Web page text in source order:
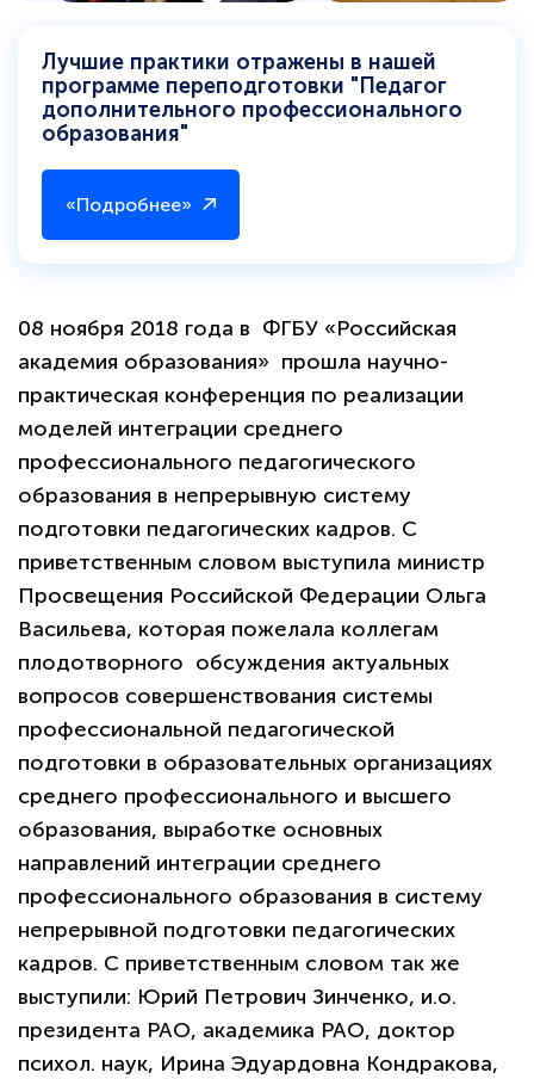
Лучшие практики отражены в нашей
программе переподготовки "Педагог
дополнительного профессионального
образования"
«Подробнее»
08 ноября 2018 года в ФГБУ «Российская
академия образования» прошла научно-
практическая конференция по реализации
моделей интеграции среднего
профессионального педагогического
образования в непрерывную систему
подготовки педагогических кадров. С
приветственным словом выступила министр
Просвещения Российской Федерации Ольга
Васильева, которая пожелала коллегам
плодотворного обсуждения актуальных
вопросов совершенствования системы
профессиональной педагогической
подготовки в образовательных организациях
среднего профессионального и высшего
образования, выработке основных
направлений интеграции среднего
профессионального образования в систему
непрерывной подготовки педагогических
кадров. С приветственным словом так же
выступили: Юрий Петрович Зинченко, и.о.
президента РАО, академика РАО, доктор
психол. наук, Ирина Эдуардовна Кондракова,